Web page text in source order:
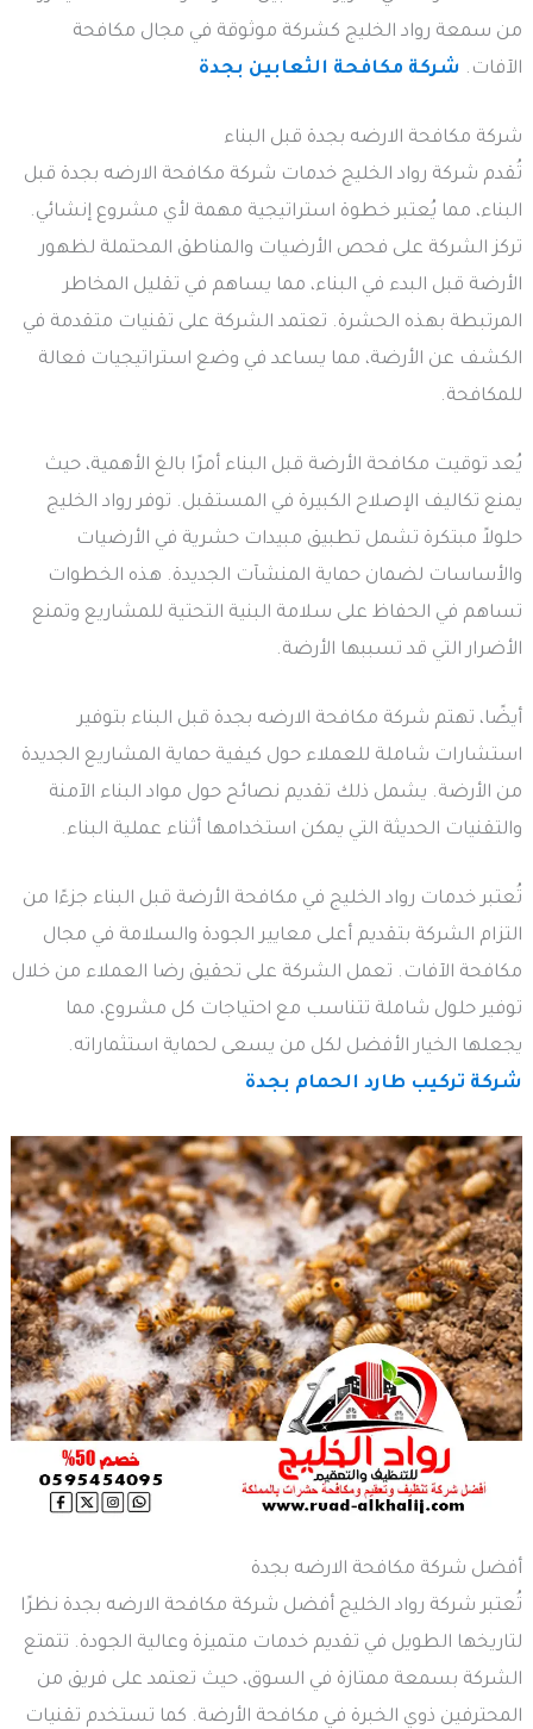
من سمعة رواد الخليج كشركة موثوقة في مجال مكافحة
الآفات. شركة مكافحة الثعابين بجدة
شركة مكافحة الارضه بجدة قبل البناء
تُقدم شركة رواد الخليج خدمات شركة مكافحة الارضه بجدة قبل
البناء، مما يُعتبر خطوة استراتيجية مهمة لأي مشروع إنشائي.
تركز الشركة على فحص الأرضيات والمناطق المحتملة لظهور
الأرضة قبل البدء في البناء، مما يساهم في تقليل المخاطر
المرتبطة بهذه الحشرة. تعتمد الشركة على تقنيات متقدمة في
الكشف عن الأرضة، مما يساعد في وضع استراتيجيات فعالة
للمكافحة.
يُعد توقيت مكافحة الأرضة قبل البناء أمرًا بالغ الأهمية، حيث
يمنع تكاليف الإصلاح الكبيرة في المستقبل. توفر رواد الخليج
حلولاً مبتكرة تشمل تطبيق مبيدات حشرية في الأرضيات
والأساسات لضمان حماية المنشآت الجديدة. هذه الخطوات
تساهم في الحفاظ على سلامة البنية التحتية للمشاريع وتمنع
الأضرار التي قد تسببها الأرضة.
أيضًا، تهتم شركة مكافحة الارضه بجدة قبل البناء بتوفير
استشارات شاملة للعملاء حول كيفية حماية المشاريع الجديدة
من الأرضة. يشمل ذلك تقديم نصائح حول مواد البناء الآمنة
والتقنيات الحديثة التي يمكن استخدامها أثناء عملية البناء.
تُعتبر خدمات رواد الخليج في مكافحة الأرضة قبل البناء جزءًا من
التزام الشركة بتقديم أعلى معايير الجودة والسلامة في مجال
مكافحة الآفات. تعمل الشركة على تحقيق رضا العملاء من خلال
توفير حلول شاملة تتناسب مع احتياجات كل مشروع، مما
يجعلها الخيار الأفضل لكل من يسعى لحماية استثماراته.
شركة تركيب طارد الحمام بجدة
أفضل شركة مكافحة الارضه بجدة
تُعتبر شركة رواد الخليج أفضل شركة مكافحة الارضه بجدة نظرًا
لتاريخها الطويل في تقديم خدمات متميزة وعالية الجودة. تتمتع
الشركة بسمعة ممتازة في السوق، حيث تعتمد على فريق من
المحترفين ذوي الخبرة في مكافحة الأرضة. كما تستخدم تقنيات